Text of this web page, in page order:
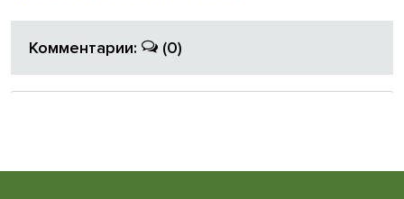
Комментарии: (0)